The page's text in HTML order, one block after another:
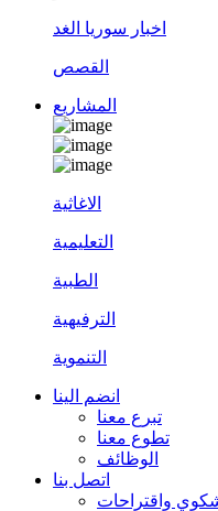
اخبار سوريا الغد
القصص
المشاريع
الاغاثية
التعليمية
الطبية
الترفيهية
التنموية
انضم الينا
تبرع معنا
تطوع معنا
الوظائف
اتصل بنا
واقتراحات